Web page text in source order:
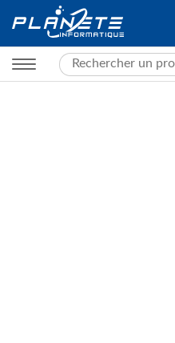
Search
for: